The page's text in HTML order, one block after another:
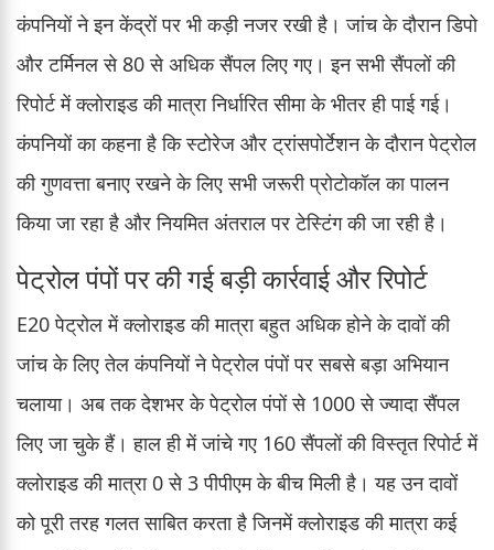
कंपनियों ने इन केंद्रों पर भी कड़ी नजर रखी है। जांच के दौरान डिपो
और टर्मिनल से 80 से अधिक सैंपल लिए गए। इन सभी सैंपलों की
रिपोर्ट में क्लोराइड की मात्रा निर्धारित सीमा के भीतर ही पाई गई।
कंपनियों का कहना है कि स्टोरेज और ट्रांसपोर्टेशन के दौरान पेट्रोल
की गुणवत्ता बनाए रखने के लिए सभी जरूरी प्रोटोकॉल का पालन
किया जा रहा है और नियमित अंतराल पर टेस्टिंग की जा रही है।
पेट्रोल पंपों पर की गई बड़ी कार्रवाई और रिपोर्ट
E20 पेट्रोल में क्लोराइड की मात्रा बहुत अधिक होने के दावों की
जांच के लिए तेल कंपनियों ने पेट्रोल पंपों पर सबसे बड़ा अभियान
चलाया। अब तक देशभर के पेट्रोल पंपों से 1000 से ज्यादा सैंपल
लिए जा चुके हैं। हाल ही में जांचे गए 160 सैंपलों की विस्तृत रिपोर्ट में
क्लोराइड की मात्रा 0 से 3 पीपीएम के बीच मिली है। यह उन दावों
को पूरी तरह गलत साबित करता है जिनमें क्लोराइड की मात्रा कई